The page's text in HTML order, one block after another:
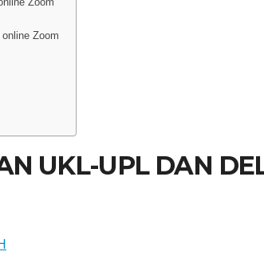
Zoom
UKL-UPL DAN